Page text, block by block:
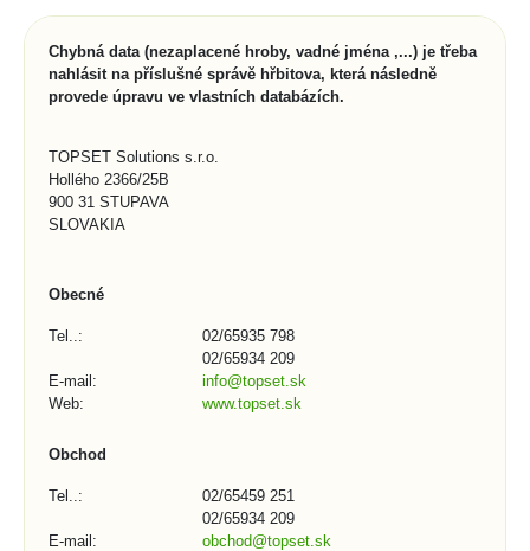
Chybná data (nezaplacené hroby, vadné jména ,...) je třeba
nahlásit na příslušné správě hřbitova, která následně
provede úpravu ve vlastních databázích.
TOPSET Solutions s.r.o.
Hollého 2366/25B
900 31 STUPAVA
SLOVAKIA
Obecné
Tel..:
02/65935 798
02/65934 209
E-mail:
info@topset.sk
Web:
www.topset.sk
Obchod
Tel..:
02/65459 251
02/65934 209
E-mail:
obchod@topset.sk